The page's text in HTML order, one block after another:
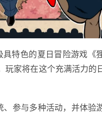
特色的夏日冒险游戏《狸
玩家将在这个充满活力的
参与多种活动，并体验